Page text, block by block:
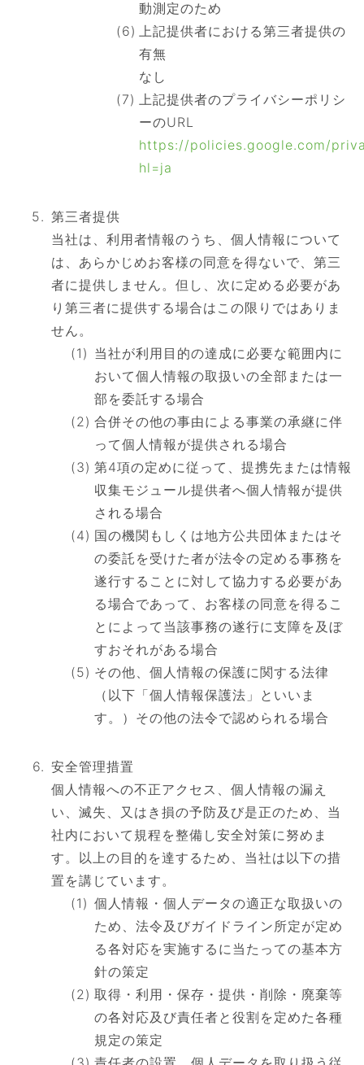
動測定のため
上記提供者における第三者提供の
有無
なし
上記提供者のプライバシーポリシ
ーのURL
https://policies.google.com/
hl=ja
第三者提供
当社は、利用者情報のうち、個人情報について
は、あらかじめお客様の同意を得ないで、第三
者に提供しません。但し、次に定める必要があ
り第三者に提供する場合はこの限りではありま
せん。
当社が利用目的の達成に必要な範囲内に
おいて個人情報の取扱いの全部または一
部を委託する場合
合併その他の事由による事業の承継に伴
って個人情報が提供される場合
第4項の定めに従って、提携先または情報
収集モジュール提供者へ個人情報が提供
される場合
国の機関もしくは地方公共団体またはそ
の委託を受けた者が法令の定める事務を
遂行することに対して協力する必要があ
る場合であって、お客様の同意を得るこ
とによって当該事務の遂行に支障を及ぼ
すおそれがある場合
その他、個人情報の保護に関する法律
（以下「個人情報保護法」といいま
す。）その他の法令で認められる場合
安全管理措置
個人情報への不正アクセス、個人情報の漏え
い、滅失、又はき損の予防及び是正のため、当
社内において規程を整備し安全対策に努めま
す。以上の目的を達するため、当社は以下の措
置を講じています。
個人情報・個人データの適正な取扱いの
ため、法令及びガイドライン所定が定め
る各対応を実施するに当たっての基本方
針の策定
取得・利用・保存・提供・削除・廃棄等
の各対応及び責任者と役割を定めた各種
規定の策定